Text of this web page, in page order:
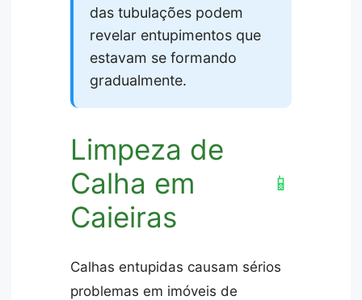
das tubulações podem
revelar entupimentos que
estavam se formando
gradualmente.
Limpeza de
Calha em
Caieiras
📱
Calhas entupidas causam sérios
problemas em imóveis de